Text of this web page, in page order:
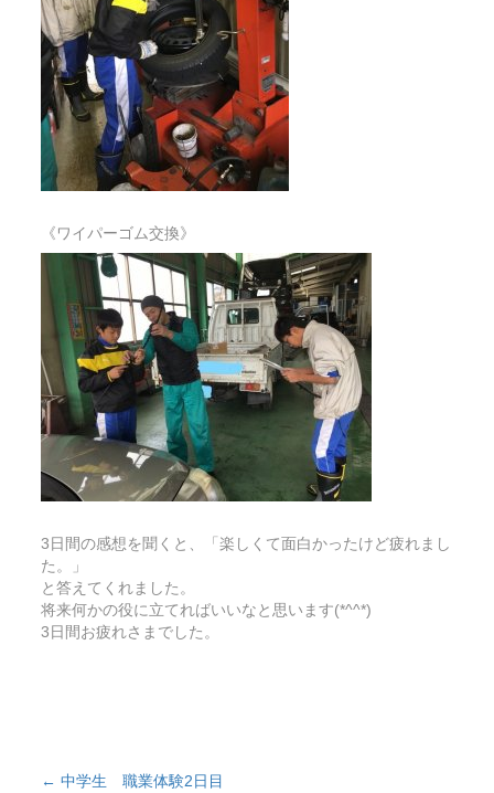
《ワイパーゴム交換》
3日間の感想を聞くと、「楽しくて面白かったけど疲れまし
た。」
と答えてくれました。
将来何かの役に立てればいいなと思います(*^^*)
3日間お疲れさまでした。
← 中学生 職業体験2日目